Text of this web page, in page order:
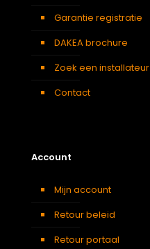
Garantie registratie
DAKEA brochure
Zoek een installateur
Contact
Account
Mijn account
Retour beleid
Retour portaal